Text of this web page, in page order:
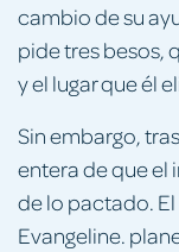
cambio de su
pide tres besos,
y el lugar que él
Sin embargo,
entera de que el
de lo pactado.
Evangeline.